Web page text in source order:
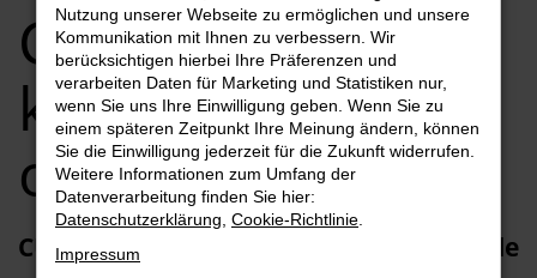
CUPRA Ateca
kaufen, leasen
oder finanzieren
CUPRA Ateca – große Auswahl bei Budde
Nutzung unserer Webseite zu ermöglichen und unsere
Kommunikation mit Ihnen zu verbessern. Wir
berücksichtigen hierbei Ihre Präferenzen und
verarbeiten Daten für Marketing und Statistiken nur,
wenn Sie uns Ihre Einwilligung geben. Wenn Sie zu
einem späteren Zeitpunkt Ihre Meinung ändern, können
Sie die Einwilligung jederzeit für die Zukunft widerrufen.
Weitere Informationen zum Umfang der
Datenverarbeitung finden Sie hier:
Datenschutzerklärung Cookie-Richtlinie
Impressum